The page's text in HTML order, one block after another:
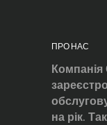
ПРО НАС
Компанія
на рік.